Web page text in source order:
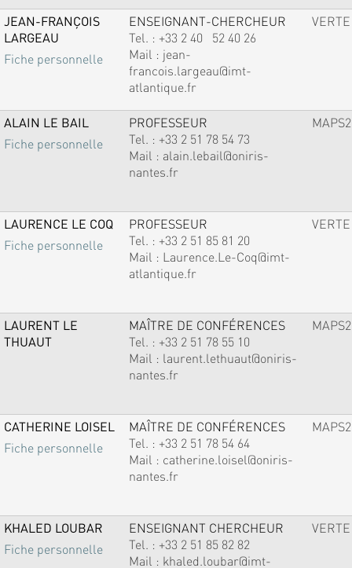
JEAN-FRANÇOIS
LARGEAU
Fiche personnelle
ENSEIGNANT-CHERCHEUR
Tel. : +33 2 40 52 40 26
Mail : jean-
francois.largeau@imt-
atlantique.fr
VERTE
ALAIN LE BAIL
Fiche personnelle
PROFESSEUR
Tel. : +33 2 51 78 54 73
Mail : alain.lebail@oniris-
nantes.fr
MAPS2
LAURENCE LE COQ
Fiche personnelle
PROFESSEUR
Tel. : +33 2 51 85 81 20
Mail : Laurence.Le-Coq@imt-
atlantique.fr
VERTE
LAURENT LE
THUAUT
MAÎTRE DE CONFÉRENCES
Tel. : +33 2 51 78 55 10
Mail : laurent.lethuaut@oniris-
nantes.fr
MAPS2
CATHERINE LOISEL
Fiche personnelle
MAÎTRE DE CONFÉRENCES
Tel. : +33 2 51 78 54 64
Mail : catherine.loisel@oniris-
nantes.fr
MAPS2
KHALED LOUBAR
Fiche personnelle
ENSEIGNANT CHERCHEUR
Tel. : +33 2 51 85 82 82
Mail : khaled.loubar@imt-
VERTE